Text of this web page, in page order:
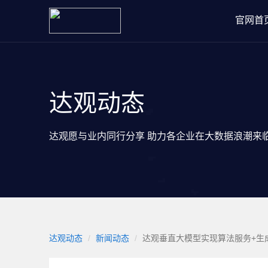
官网首
达观动态
达观愿与业内同行分享 助力各企业在大数据浪潮来
达观动态 新闻动态 达观垂直大模型实现算法服务+